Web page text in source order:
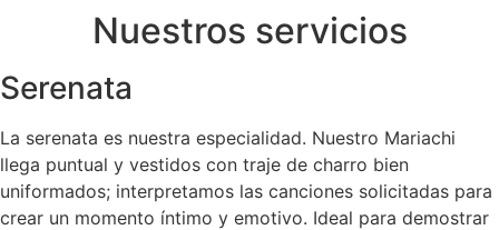
Nuestros servicios
Serenata
La serenata es nuestra especialidad. Nuestro Mariachi
llega puntual y vestidos con traje de charro bien
uniformados; interpretamos las canciones solicitadas para
crear un momento íntimo y emotivo. Ideal para demostrar